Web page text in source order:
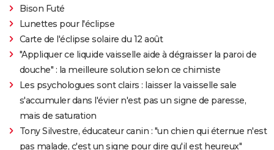
Bison Futé
Lunettes pour l'éclipse
Carte de l'éclipse solaire du 12 août
"Appliquer ce liquide vaisselle aide à dégraisser la paroi de
douche" : la meilleure solution selon ce chimiste
Les psychologues sont clairs : laisser la vaisselle sale
s'accumuler dans l'évier n'est pas un signe de paresse,
mais de saturation
Tony Silvestre, éducateur canin : "un chien qui éternue n'est
pas malade, c'est un signe pour dire qu'il est heureux"